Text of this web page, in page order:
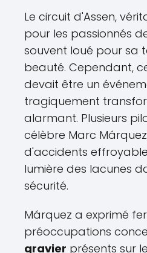
Le circuit d'Assen,
pour les passionnés
souvent loué pour sa
beauté. Cependant,
devait être un
tragiquement
alarmant. Plusieurs
célèbre Marc
d'accidents
lumière des lacunes
sécurité.
Márquez a exprimé
préoccupations
gravier présents sur